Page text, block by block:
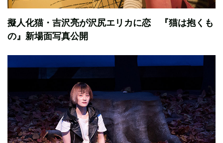
擬人化猫・吉沢亮が沢尻エリカに恋 『猫は抱くも
の』新場面写真公開